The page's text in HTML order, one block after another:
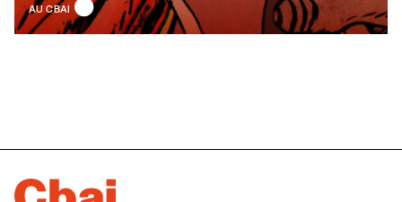
AU CBAI